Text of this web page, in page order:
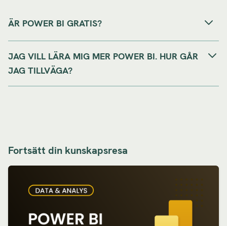
ÄR POWER BI GRATIS?
JAG VILL LÄRA MIG MER POWER BI. HUR GÅR
JAG TILLVÄGA?
Fortsätt din kunskapsresa